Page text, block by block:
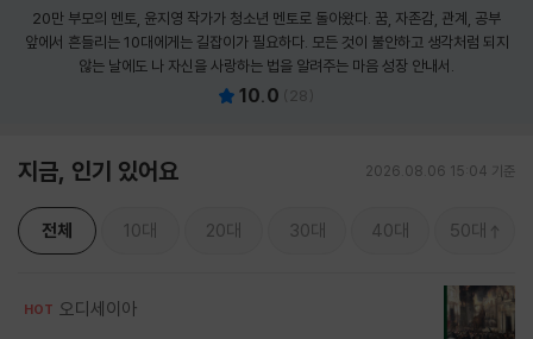
20만 부모의 멘토, 윤지영 작가가 청소년 멘토로 돌아왔다. 꿈, 자존감, 관계, 공부
앞에서 흔들리는 10대에게는 길잡이가 필요하다. 모든 것이 불안하고 생각처럼 되지
않는 날에도 나 자신을 사랑하는 법을 알려주는 마음 성장 안내서.
10.0 ( 28 )
지금, 인기 있어요 2026.08.06 15:04 기준
전체 10대 20대 30대 40대 50대
HOT 오디세이아